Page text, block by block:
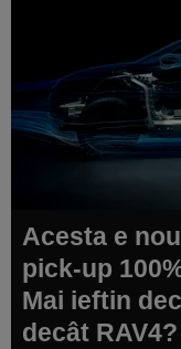
Acesta e
pick-up
Mai ieftin
decât RAV4?